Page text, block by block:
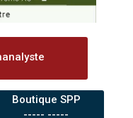
Boutique SPP
----- -----